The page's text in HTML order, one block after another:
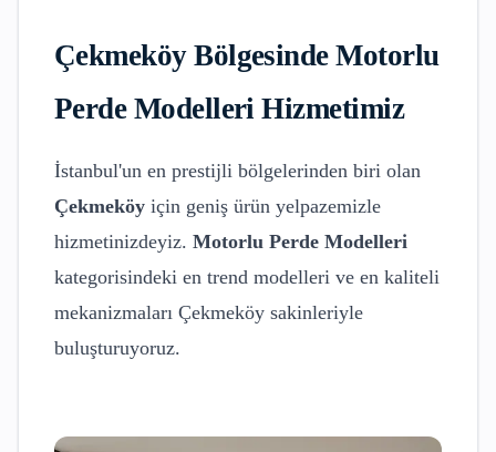
ÇekmeköyBölgesindeMotorlu
Perde ModelleriHizmetimiz
İstanbul'un en prestijli bölgelerinden biri olan
Çekmeköy için geniş ürün yelpazemizle
hizmetinizdeyiz. Motorlu Perde Modelleri
kategorisindeki en trend modelleri ve en kaliteli
mekanizmaları Çekmeköy sakinleriyle
buluşturuyoruz.